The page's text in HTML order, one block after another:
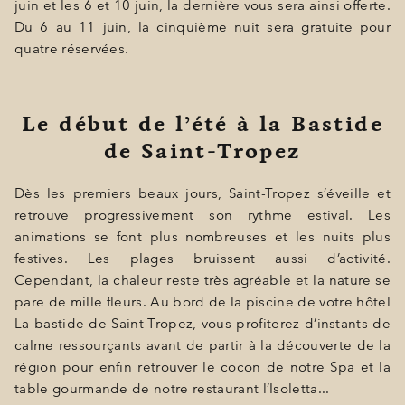
juin et les 6 et 10 juin, la dernière vous sera ainsi offerte.
Du 6 au 11 juin, la cinquième nuit sera gratuite pour
quatre réservées.
Le début de l’été à la Bastide
de Saint-Tropez
Dès les premiers beaux jours, Saint-Tropez s’éveille et
retrouve progressivement son rythme estival. Les
animations se font plus nombreuses et les nuits plus
festives. Les plages bruissent aussi d’activité.
Cependant, la chaleur reste très agréable et la nature se
pare de mille fleurs. Au bord de la piscine de votre hôtel
La bastide de Saint-Tropez, vous profiterez d’instants de
calme ressourçants avant de partir à la découverte de la
région pour enfin retrouver le cocon de notre Spa et la
table gourmande de notre restaurant l’Isoletta...